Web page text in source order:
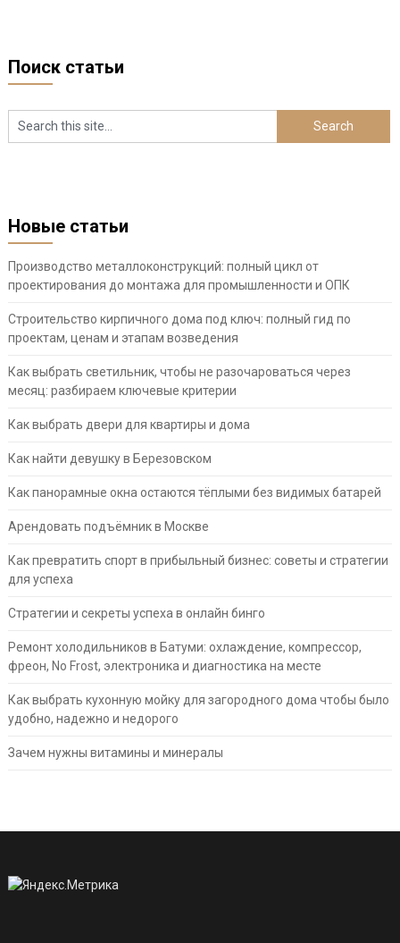
Поиск статьи
Новые статьи
Производство металлоконструкций: полный цикл от
проектирования до монтажа для промышленности и ОПК
Строительство кирпичного дома под ключ: полный гид по
проектам, ценам и этапам возведения
Как выбрать светильник, чтобы не разочароваться через
месяц: разбираем ключевые критерии
Как выбрать двери для квартиры и дома
Как найти девушку в Березовском
Как панорамные окна остаются тёплыми без видимых батарей
Арендовать подъёмник в Москве
Как превратить спорт в прибыльный бизнес: советы и стратегии
для успеха
Стратегии и секреты успеха в онлайн бинго
Ремонт холодильников в Батуми: охлаждение, компрессор,
фреон, No Frost, электроника и диагностика на месте
Как выбрать кухонную мойку для загородного дома чтобы было
удобно, надежно и недорого
Зачем нужны витамины и минералы